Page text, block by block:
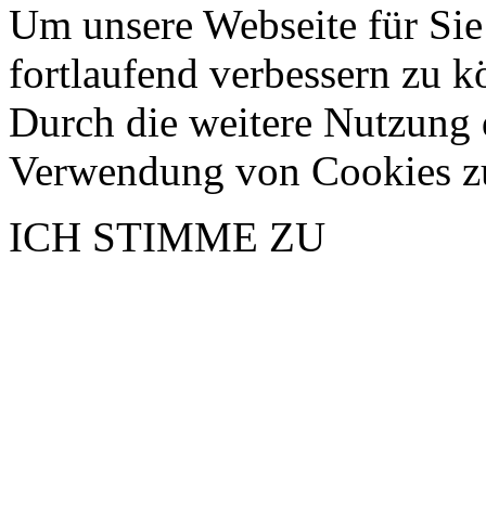
Um unsere Webseite für
fortlaufend verbessern zu
Durch die weitere Nutzung
Verwendung von Cookies
ICH STIMME ZU